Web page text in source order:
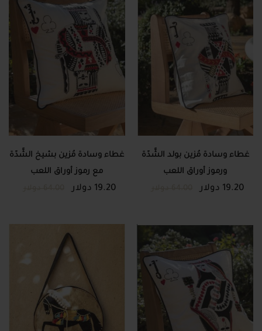
غطاء وسادة مُزين بولد الشَّدّة
ورموز أوراق اللعب
19.20 دولار
غطاء وسادة مُزين بشيخ الشَّدّة
مع رموز أوراق اللعب
19.20 دولار